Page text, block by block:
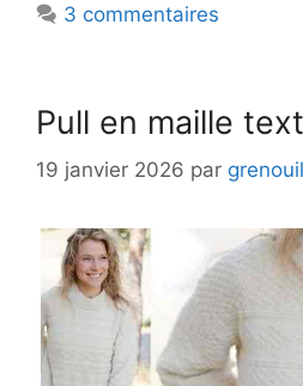
3 commentaires
Pull en maille
19 janvier 2026 par